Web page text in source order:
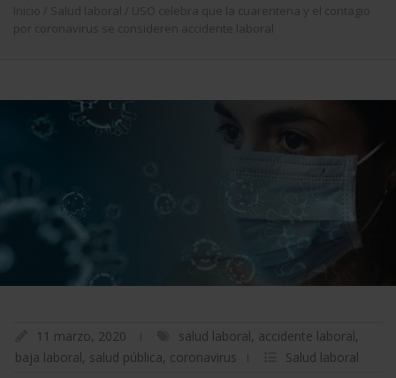
Inicio Salud laboral
USO celebra que la cuarentena y el contagio
por coronavirus se consideren accidente laboral
11 marzo, 2020 salud laboral, accidente laboral,
baja laboral, salud pública, coronavirus Salud laboral